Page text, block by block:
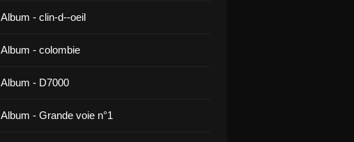
Album - clin-d--oeil
Album - colombie
Album - D7000
Album - Grande voie n°1